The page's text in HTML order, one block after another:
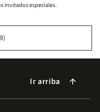
invitados especiales.
Ir arriba arrow_forward